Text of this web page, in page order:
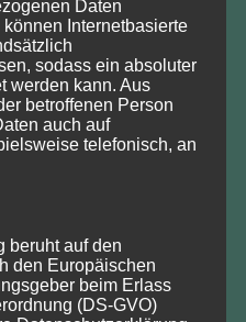
Daten
Internetbasierte
sodass ein absoluter
werden kann. Aus
betroffenen Person
auch auf
telefonisch, an
beruht auf den
den Europäischen
beim Erlass
(DS-GVO)